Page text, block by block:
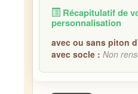
Récapitulatif de
personnalisation
avec ou sans piton
avec socle : Non